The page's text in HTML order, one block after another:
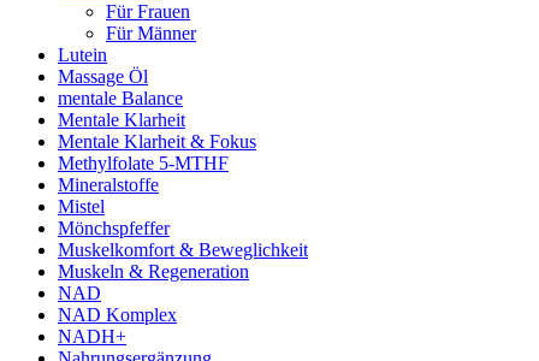
Für Frauen
Für Männer
Lutein
Massage Öl
mentale Balance
Mentale Klarheit
Mentale Klarheit & Fokus
Methylfolate 5-MTHF
Mineralstoffe
Mistel
Mönchspfeffer
Muskelkomfort & Beweglichkeit
Muskeln & Regeneration
NAD
NAD Komplex
NADH+